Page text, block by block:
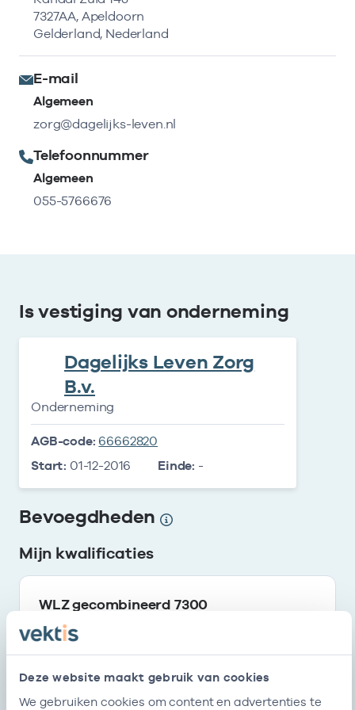
Deze website maakt gebruik van cookies
We gebruiken cookies om content en advertenties te
7327AA, Apeldoorn
Gelderland, Nederland
E-mail
Algemeen
zorg@dagelijks-leven.nl
Telefoonnummer
Algemeen
055-5766676
Is vestiging van onderneming
Dagelijks Leven Zorg
B.v.
Onderneming
AGB-code: 66662820
Start: 01-12-2016 Einde: -
Bevoegdheden
Mijn kwalificaties
WLZ gecombineerd 7300
Start
Mijn erkenningen